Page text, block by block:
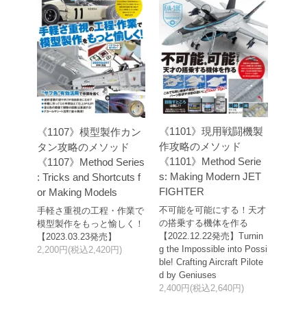
《1107》模型製作カン
タン攻略のメソッド
《1107》Method Series
: Tricks and Shortcuts f
or Making Models
手軽さ重視の工程・作業で
模型製作をもっと愉しく！
【2023.03.23発売】
2,200円(税込2,420円)
《1101》現用戦闘機製
作攻略のメソッド
《1101》Method Serie
s: Making Modern JET
FIGHTER
不可能を可能にする！天才
の搭乗する機体を作る
【2022.12.22発売】Turnin
g the Impossible into Possi
ble! Crafting Aircraft Pilote
d by Geniuses
2,400円(税込2,640円)